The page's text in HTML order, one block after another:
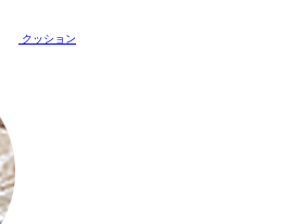
クッション